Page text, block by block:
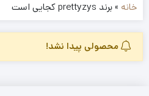
خانه »برند prettyzys کجایی است
محصولی پیدا نشد!